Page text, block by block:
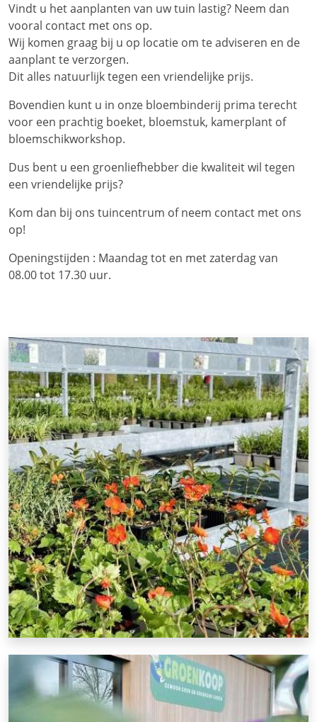
Vindt u het aanplanten van uw tuin lastig? Neem dan
vooral contact met ons op.
Wij komen graag bij u op locatie om te adviseren en de
aanplant te verzorgen.
Dit alles natuurlijk tegen een vriendelijke prijs.
Bovendien kunt u in onze bloembinderij prima terecht
voor een prachtig boeket, bloemstuk, kamerplant of
bloemschikworkshop.
Dus bent u een groenliefhebber die kwaliteit wil tegen
een vriendelijke prijs?
Kom dan bij ons tuincentrum of neem contact met ons
op!
Openingstijden : Maandag tot en met zaterdag van
08.00 tot 17.30 uur.